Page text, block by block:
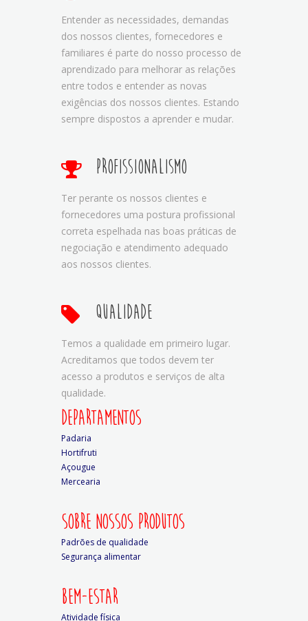
Entender as necessidades, demandas
dos nossos clientes, fornecedores e
familiares é parte do nosso processo de
aprendizado para melhorar as relações
entre todos e entender as novas
exigências dos nossos clientes. Estando
sempre dispostos a aprender e mudar.
Profissionalismo
Ter perante os nossos clientes e
fornecedores uma postura profissional
correta espelhada nas boas práticas de
negociação e atendimento adequado
aos nossos clientes.
Qualidade
Temos a qualidade em primeiro lugar.
Acreditamos que todos devem ter
acesso a produtos e serviços de alta
qualidade.
DEPARTAMENTOS
Padaria
Hortifruti
Açougue
Mercearia
SOBRE NOSSOS PRODUTOS
Padrões de qualidade
Segurança alimentar
BEM-ESTAR
Atividade física